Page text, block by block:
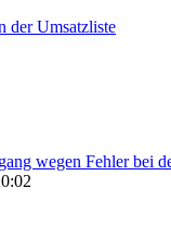
der Umsatzliste
wegen Fehler bei